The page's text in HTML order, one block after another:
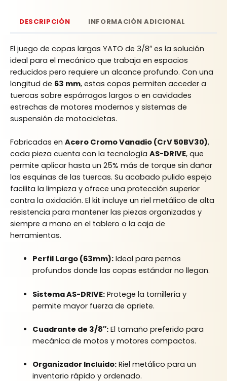
DESCRIPCIÓN INFORMACIÓN ADICIONAL
El juego de copas largas YATO de 3/8″ es la solución
ideal para el mecánico que trabaja en espacios
reducidos pero requiere un alcance profundo. Con una
longitud de 63 mm, estas copas permiten acceder a
tuercas sobre espárragos largos o en cavidades
estrechas de motores modernos y sistemas de
suspensión de motocicletas.
Fabricadas en Acero Cromo Vanadio (CrV 50BV30),
cada pieza cuenta con la tecnología AS-DRIVE, que
permite aplicar hasta un 25% más de torque sin dañar
las esquinas de las tuercas. Su acabado pulido espejo
facilita la limpieza y ofrece una protección superior
contra la oxidación. El kit incluye un riel metálico de alta
resistencia para mantener las piezas organizadas y
siempre a mano en el tablero o la caja de
herramientas.
Perfil Largo (63mm):Ideal para pernos
profundos donde las copas estándar no llegan.
Sistema AS-DRIVE:Protege la tornillería y
permite mayor fuerza de apriete.
Cuadrante de 3/8″:El tamaño preferido para
mecánica de motos y motores compactos.
Organizador Incluido:Riel metálico para un
inventario rápido y ordenado.